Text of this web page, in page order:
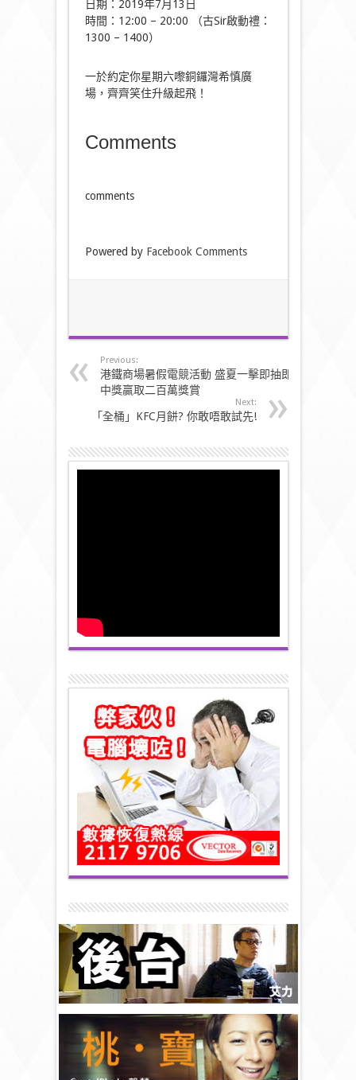
日期：2019年7月13日
時間：12:00 – 20:00 （古Sir啟動禮：
1300 – 1400）
一於約定你星期六嚟銅鑼灣希慎廣
場，齊齊笑住升級起飛！
Comments
comments
Powered by Facebook Comments
Previous:
港鐵商場暑假電競活動 盛夏一擊即抽即
中獎贏取二百萬獎賞
Next:
「全桶」KFC月餅? 你敢唔敢試先!